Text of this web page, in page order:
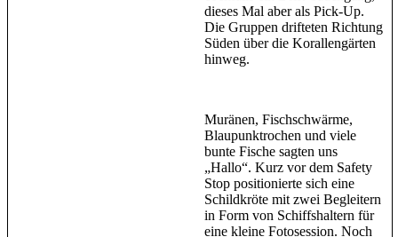
dieses Mal aber als Pick-Up.
Die Gruppen drifteten Richtung
Süden über die Korallengärten
hinweg.
Muränen, Fischschwärme,
Blaupunktrochen und viele
bunte Fische sagten uns
„Hallo“. Kurz vor dem Safety
Stop positionierte sich eine
Schildkröte mit zwei Begleitern
in Form von Schiffshaltern für
eine kleine Fotosession. Noch